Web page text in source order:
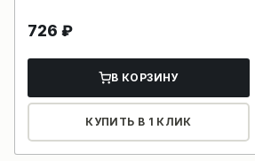
726 ₽
В КОРЗИНУ
КУПИТЬ В 1 КЛИК